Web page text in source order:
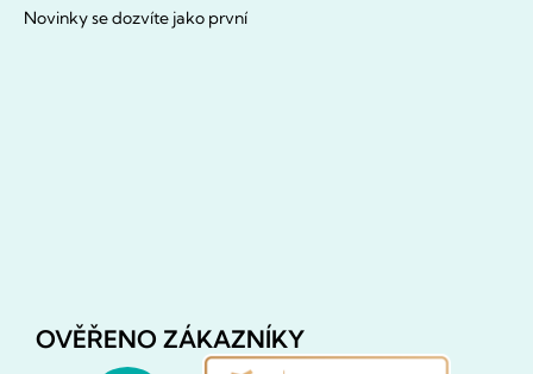
Novinky se dozvíte jako první
OVĚŘENO ZÁKAZNÍKY